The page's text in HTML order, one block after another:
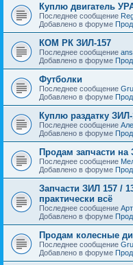
Куплю двигатель
Последнее сообщение
Добавлено в форуме
КОМ РК ЗИЛ-157
Последнее сообщение
Добавлено в форуме
Футболки
Последнее сообщение
Добавлено в форуме
Куплю раздатку
Последнее сообщение
Добавлено в форуме
Продам запчасти на
Последнее сообщение
Добавлено в форуме
Запчасти ЗИЛ 157 /
практически всё
Последнее сообщение
Добавлено в форуме
Продам колесные
Последнее сообщение
Добавлено в форуме